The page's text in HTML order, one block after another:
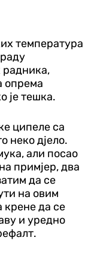
температура
опрема
је тешка.
ципеле са
неко дјело.
али посао
примјер, два
да се
на овим
крене да се
и уредно